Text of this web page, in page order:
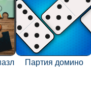
Партия домино